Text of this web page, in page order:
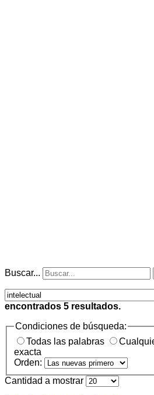
Buscar...
encontrados 5 resultados.
Condiciones de búsqueda:
Todas las palabras
exacta
Orden:
Cantidad a mostrar